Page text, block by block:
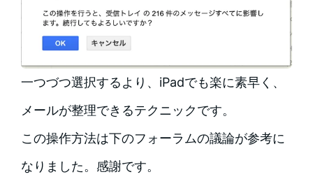
一つづつ選択するより、iPadでも楽に素早く、
メールが整理できるテクニックです。
この操作方法は下のフォーラムの議論が参考に
なりました。感謝です。